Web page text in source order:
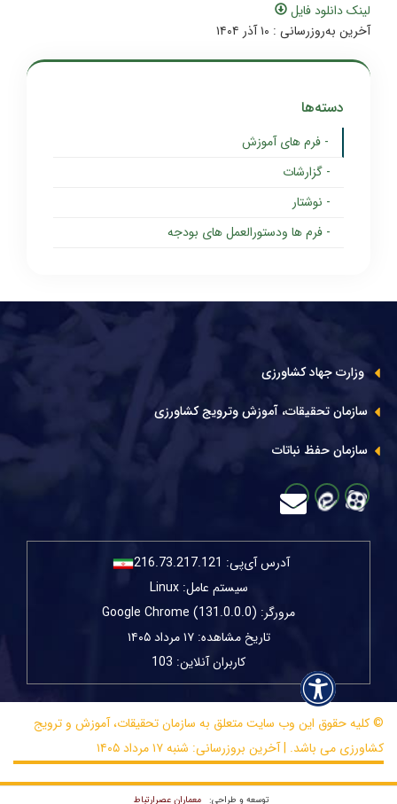
لینک دانلود فایل
آخرین به‌روزرسانی : ۱۰ آذر ۱۴۰۴
دسته‌ها
- فرم های آموزش
- گزارشات
- نوشتار
- فرم ها ودستورالعمل های بودجه
وزارت جهاد کشاورزی
سازمان تحقیقات، آموزش وترویج کشاورزی
سازمان حفظ نباتات
آدرس آی‌پی: 216.73.217.121
سیستم عامل: Linux
مرورگر: Google Chrome (131.0.0.0)
تاریخ مشاهده: ۱۷ مرداد ۱۴۰۵
کاربران آنلاین: 103
© کلیه حقوق این وب سایت متعلق به سازمان تحقیقات، آموزش و ترویج
کشاورزی می باشد. | آخرین بروزرسانی: شنبه ۱۷ مرداد ۱۴۰۵
توسعه و طراحی: معماران عصر‌ارتباط